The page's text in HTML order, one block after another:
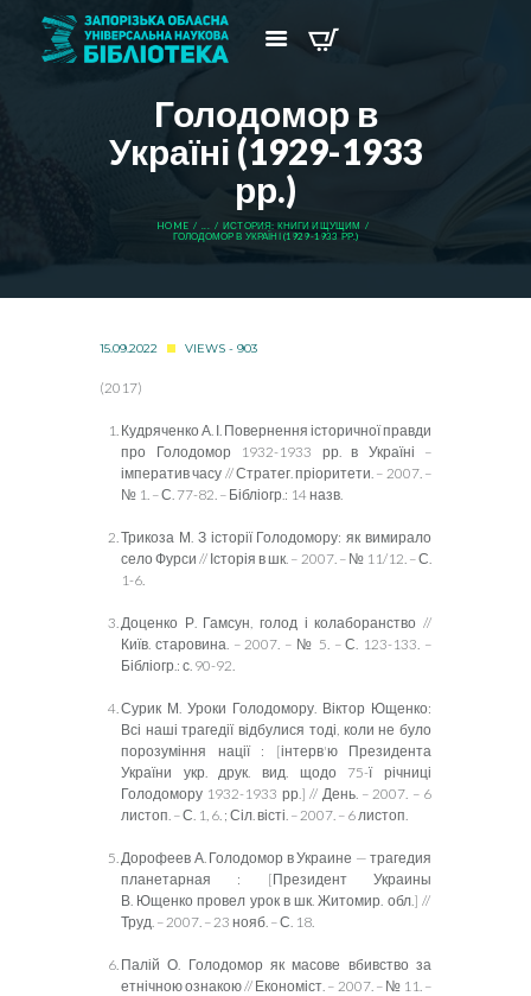
Голодомор в
Україні (1929-1933
рр.)
HOME ...
ИСТОРИЯ: КНИГИ ИЩУЩИМ
ГОЛОДОМОР В УКРАЇНІ (1929-1933 РР.)
15.09.2022 VIEWS - 903
(2017)
Кудряченко А. І. Повернення історичної правди
про Голодомор 1932-1933 рр. в Україні –
імператив часу // Стратег. пріоритети. – 2007. –
№ 1. – С. 77-82. – Бібліогр.: 14 назв.
Трикоза М. З історії Голодомору: як вимирало
село Фурси // Історія в шк. – 2007. – № 11/12. – С.
1-6.
Доценко Р. Гамсун, голод і колаборанство //
Київ. старовина. – 2007. – № 5. – С. 123-133. –
Бібліогр.: с. 90-92.
Сурик М. Уроки Голодомору. Віктор Ющенко:
Всі наші трагедії відбулися тоді, коли не було
порозуміння нації : [інтерв'ю Президента
України укр. друк. вид. щодо 75-ї річниці
Голодомору 1932-1933 рр.] // День. – 2007. – 6
листоп. – С. 1, 6. ; Сіл. вісті. – 2007. – 6 листоп.
Дорофеев А. Голодомор в Украине — трагедия
планетарная : [Президент Украины
В. Ющенко провел урок в шк. Житомир. обл.] //
Труд. – 2007. – 23 нояб. – С. 18.
Палій О. Голодомор як масове вбивство за
етнічною ознакою // Економіст. – 2007. – № 11. –